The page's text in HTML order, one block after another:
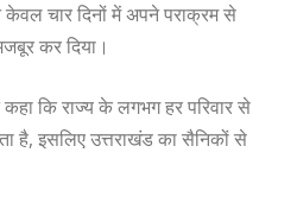
चार दिनों में अपने पराक्रम से
कर दिया।
कि राज्य के लगभग हर परिवार से
है, इसलिए उत्तराखंड का सैनिकों से